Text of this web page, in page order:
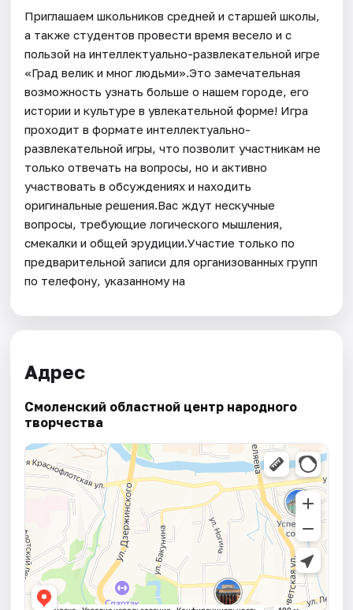
Приглашаем школьников средней и старшей школы,
а также студентов провести время весело и с
пользой на интеллектуально-развлекательной игре
«Град велик и мног людьми».Это замечательная
возможность узнать больше о нашем городе, его
истории и культуре в увлекательной форме! Игра
проходит в формате интеллектуально-
развлекательной игры, что позволит участникам не
только отвечать на вопросы, но и активно
участвовать в обсуждениях и находить
оригинальные решения.Вас ждут нескучные
вопросы, требующие логического мышления,
смекалки и общей эрудиции.Участие только по
предварительной записи для организованных групп
по телефону, указанному на
Адрес
Смоленский областной центр народного
творчества